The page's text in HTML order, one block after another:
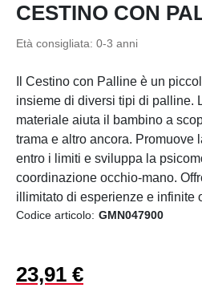
CESTINO CON
Età consigliata: 0-3 anni
Il Cestino con Palline è un
insieme di diversi tipi di palline.
materiale aiuta il bambino a
trama e altro ancora. Promuove
entro i limiti e sviluppa la
coordinazione occhio-mano.
illimitato di esperienze e infinite
Codice articolo: GMN047900
23,91 €